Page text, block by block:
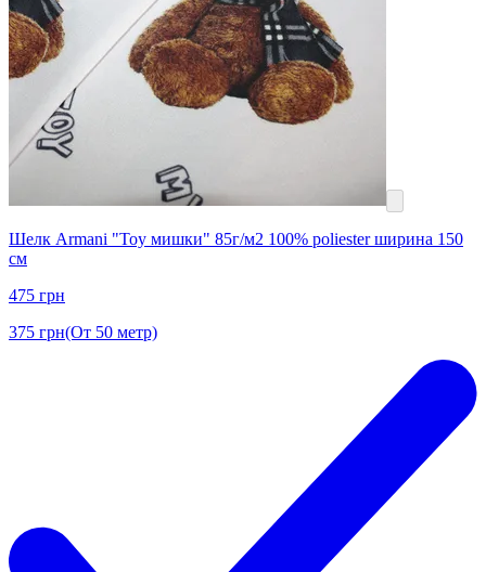
Шелк Armani "Toy мишки" 85г/м2 100% poliester ширина 150
см
475 грн
375 грн(От 50 метр)